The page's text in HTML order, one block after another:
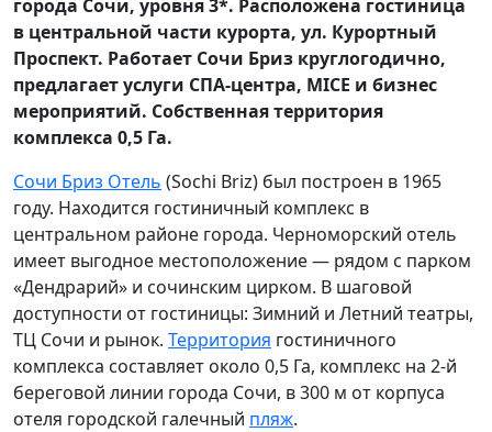
города Сочи, уровня 3*. Расположена гостиница
в центральной части курорта, ул. Курортный
Проспект. Работает Сочи Бриз круглогодично,
предлагает услуги СПА-центра, MICE и бизнес
мероприятий. Собственная территория
комплекса 0,5 Га.
Сочи Бриз Отель (Sochi Briz) был построен в 1965
году. Находится гостиничный комплекс в
центральном районе города. Черноморский отель
имеет выгодное местоположение — рядом с парком
«Дендрарий» и сочинским цирком. В шаговой
доступности от гостиницы: Зимний и Летний театры,
ТЦ Сочи и рынок. Территория гостиничного
комплекса составляет около 0,5 Га, комплекс на 2-й
береговой линии города Сочи, в 300 м от корпуса
отеля городской галечный пляж.